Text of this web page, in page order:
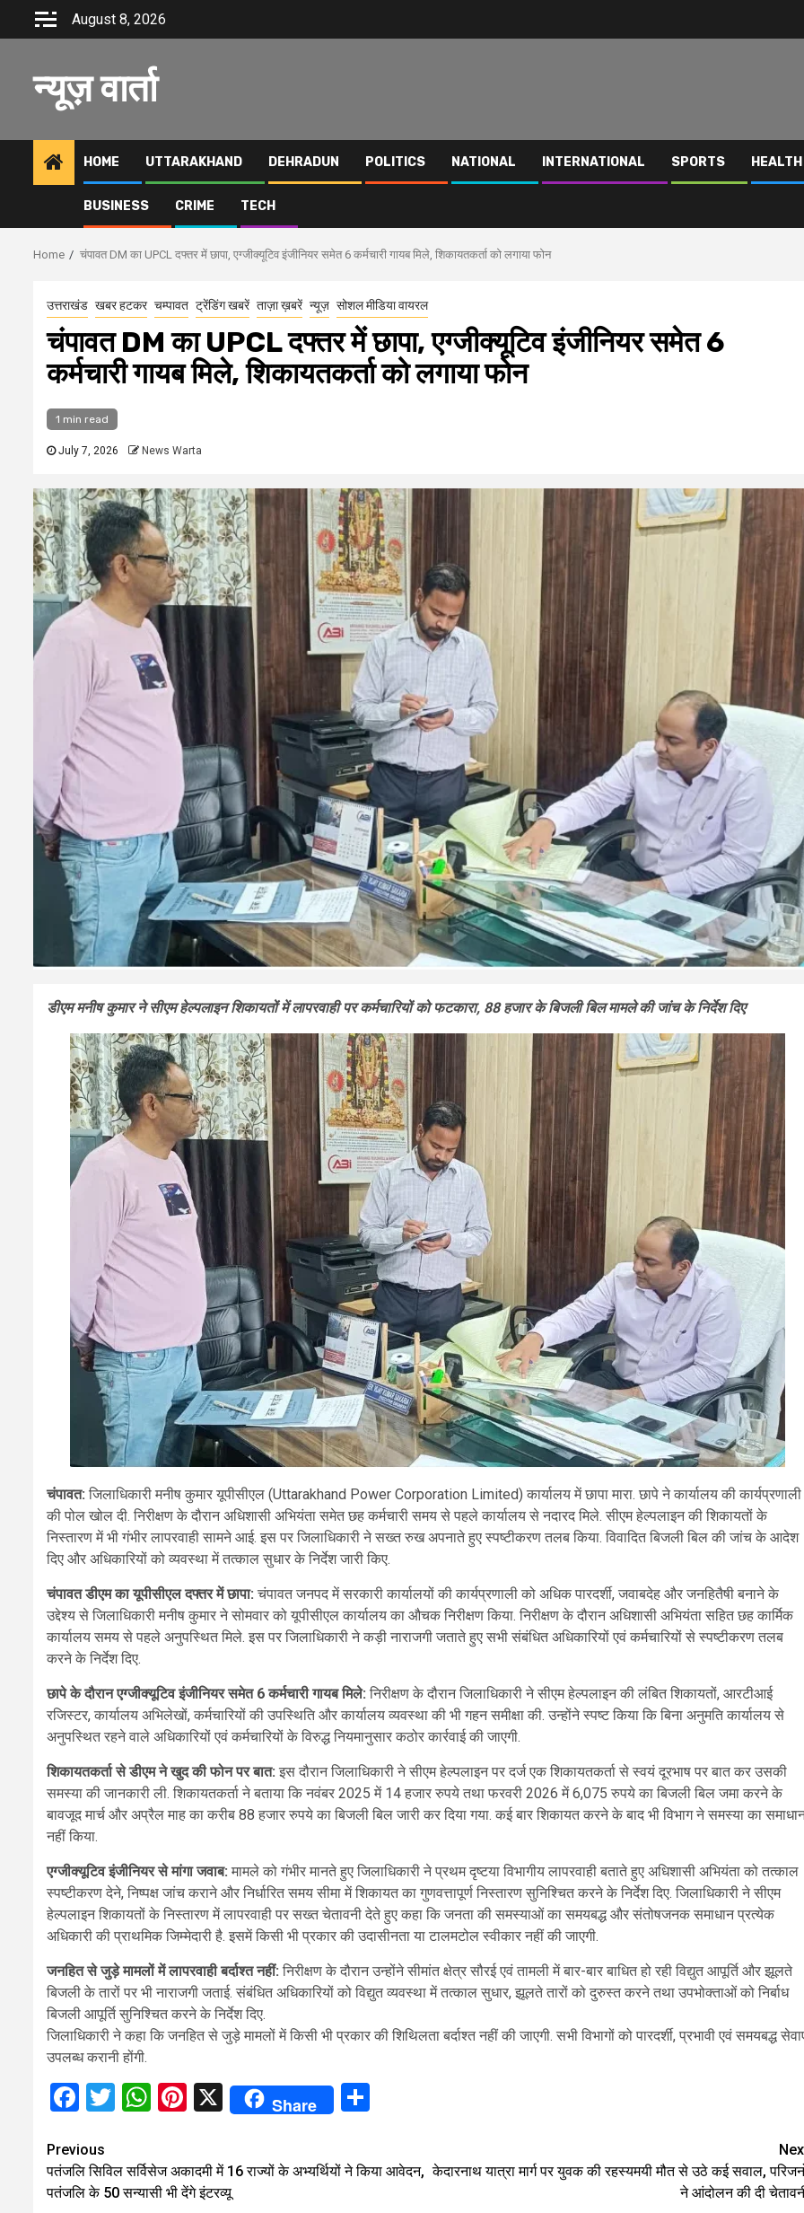
August 8, 2026
न्यूज़ वार्ता
HOME UTTARAKHAND DEHRADUN POLITICS NATIONAL INTERNATIONAL SPORTS HEALTH
BUSINESS CRIME TECH
Home चंपावत DM का UPCL दफ्तर में छापा, एग्जीक्यूटिव इंजीनियर समेत 6 कर्मचारी गायब मिले, शिकायतकर्ता को लगाया फोन
उत्तराखंड खबर हटकर चम्पावत ट्रेंडिंग खबरें ताज़ा ख़बरें न्यूज़ सोशल मीडिया वायरल
चंपावत DM का UPCL दफ्तर में छापा, एग्जीक्यूटिव इंजीनियर समेत 6
कर्मचारी गायब मिले, शिकायतकर्ता को लगाया फोन
1 min read
July 7, 2026 News Warta
डीएम मनीष कुमार ने सीएम हेल्पलाइन शिकायतों में लापरवाही पर कर्मचारियों को फटकारा, 88 हजार के बिजली बिल मामले की जांच के निर्देश दिए
चंपावत: जिलाधिकारी मनीष कुमार यूपीसीएल (Uttarakhand Power Corporation Limited) कार्यालय में छापा मारा. छापे ने कार्यालय की कार्यप्रणाली
की पोल खोल दी. निरीक्षण के दौरान अधिशासी अभियंता समेत छह कर्मचारी समय से पहले कार्यालय से नदारद मिले. सीएम हेल्पलाइन की शिकायतों के
निस्तारण में भी गंभीर लापरवाही सामने आई. इस पर जिलाधिकारी ने सख्त रुख अपनाते हुए स्पष्टीकरण तलब किया. विवादित बिजली बिल की जांच के आदेश
दिए और अधिकारियों को व्यवस्था में तत्काल सुधार के निर्देश जारी किए.
चंपावत डीएम का यूपीसीएल दफ्तर में छापा: चंपावत जनपद में सरकारी कार्यालयों की कार्यप्रणाली को अधिक पारदर्शी, जवाबदेह और जनहितैषी बनाने के
उद्देश्य से जिलाधिकारी मनीष कुमार ने सोमवार को यूपीसीएल कार्यालय का औचक निरीक्षण किया. निरीक्षण के दौरान अधिशासी अभियंता सहित छह कार्मिक
कार्यालय समय से पहले अनुपस्थित मिले. इस पर जिलाधिकारी ने कड़ी नाराजगी जताते हुए सभी संबंधित अधिकारियों एवं कर्मचारियों से स्पष्टीकरण तलब
करने के निर्देश दिए.
छापे के दौरान एग्जीक्यूटिव इंजीनियर समेत 6 कर्मचारी गायब मिले: निरीक्षण के दौरान जिलाधिकारी ने सीएम हेल्पलाइन की लंबित शिकायतों, आरटीआई
रजिस्टर, कार्यालय अभिलेखों, कर्मचारियों की उपस्थिति और कार्यालय व्यवस्था की भी गहन समीक्षा की. उन्होंने स्पष्ट किया कि बिना अनुमति कार्यालय से
अनुपस्थित रहने वाले अधिकारियों एवं कर्मचारियों के विरुद्ध नियमानुसार कठोर कार्रवाई की जाएगी.
शिकायतकर्ता से डीएम ने खुद की फोन पर बात: इस दौरान जिलाधिकारी ने सीएम हेल्पलाइन पर दर्ज एक शिकायतकर्ता से स्वयं दूरभाष पर बात कर उसकी
समस्या की जानकारी ली. शिकायतकर्ता ने बताया कि नवंबर 2025 में 14 हजार रुपये तथा फरवरी 2026 में 6,075 रुपये का बिजली बिल जमा करने के
बावजूद मार्च और अप्रैल माह का करीब 88 हजार रुपये का बिजली बिल जारी कर दिया गया. कई बार शिकायत करने के बाद भी विभाग ने समस्या का
नहीं किया.
एग्जीक्यूटिव इंजीनियर से मांगा जवाब: मामले को गंभीर मानते हुए जिलाधिकारी ने प्रथम दृष्टया विभागीय लापरवाही बताते हुए अधिशासी अभियंता को तत्काल
स्पष्टीकरण देने, निष्पक्ष जांच कराने और निर्धारित समय सीमा में शिकायत का गुणवत्तापूर्ण निस्तारण सुनिश्चित करने के निर्देश दिए. जिलाधिकारी ने सीएम
हेल्पलाइन शिकायतों के निस्तारण में लापरवाही पर सख्त चेतावनी देते हुए कहा कि जनता की समस्याओं का समयबद्ध और संतोषजनक समाधान प्रत्येक
अधिकारी की प्राथमिक जिम्मेदारी है. इसमें किसी भी प्रकार की उदासीनता या टालमटोल स्वीकार नहीं की जाएगी.
जनहित से जुड़े मामलों में लापरवाही बर्दाश्त नहीं: निरीक्षण के दौरान उन्होंने सीमांत क्षेत्र सौरई एवं तामली में बार-बार बाधित हो रही विद्युत आपूर्ति और झूलते
बिजली के तारों पर भी नाराजगी जताई. संबंधित अधिकारियों को विद्युत व्यवस्था में तत्काल सुधार, झूलते तारों को दुरुस्त करने तथा उपभोक्ताओं को निर्बाध
बिजली आपूर्ति सुनिश्चित करने के निर्देश दिए.
जिलाधिकारी ने कहा कि जनहित से जुड़े मामलों में किसी भी प्रकार की शिथिलता बर्दाश्त नहीं की जाएगी. सभी विभागों को पारदर्शी, प्रभावी एवं समयबद्ध
उपलब्ध करानी होंगी.
Facebook
Twitter
WhatsApp
Pinterest
X Share
Continue
Reading
Previous
पतंजलि सिविल सर्विसेज अकादमी में 16 राज्यों के अभ्यर्थियों ने किया आवेदन,
पतंजलि के 50 सन्यासी भी देंगे इंटरव्यू
केदारनाथ यात्रा मार्ग पर युवक की रहस्यमयी मौत से उठे कई सवाल,
ने आंदोलन की दी